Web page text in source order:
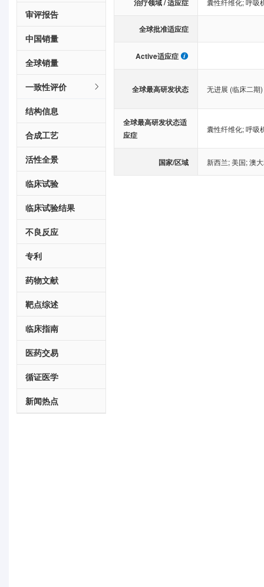
审评报告
中国销量
全球销量
一致性评价
结构信息
合成工艺
活性全景
临床试验
临床试验结果
不良反应
专利
药物文献
靶点综述
临床指南
医药交易
循证医学
新闻热点
囊性纤维化;呼吸
全球批准适应症
Active适应症
全球最高研发状态 无进展 (临床二期)
全球最高研发状态适
应症
囊性纤维化;呼吸
国家/区域 新西兰;美国;澳